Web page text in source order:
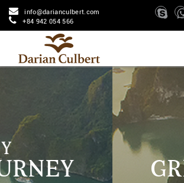
info@darianculbert.com
+84 942 054 566
EVERY
GREAT